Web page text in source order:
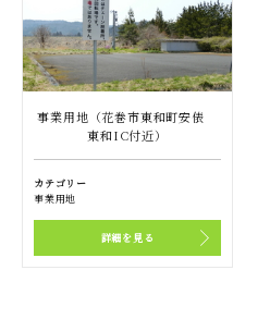
事業用地（花巻市東和町安俵
東和IC付近）
カテゴリー
事業用地
詳細を見る